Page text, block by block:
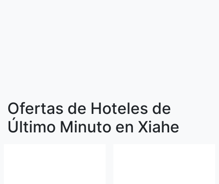
Ofertas de Hoteles de
Último Minuto en Xiahe